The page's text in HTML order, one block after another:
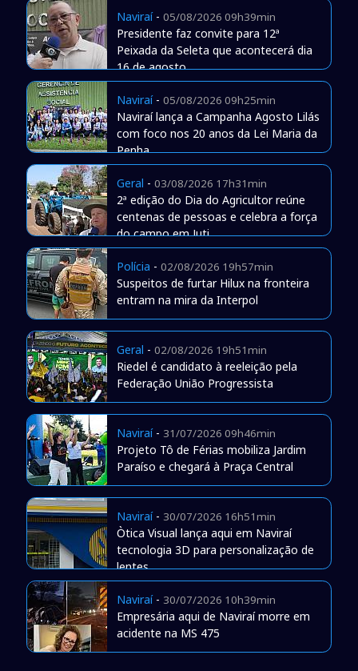
Naviraí- 05/08/2026 09h39min
Presidente faz convite para 12ª
Peixada da Seleta que acontecerá dia
16 de agosto
Naviraí- 05/08/2026 09h25min
Naviraí lança a Campanha Agosto Lilás
com foco nos 20 anos da Lei Maria da
Penha
Geral - 03/08/2026 17h31min
2ª edição do Dia do Agricultor reúne
centenas de pessoas e celebra a força
do campo em Juti
Polícia - 02/08/2026 19h57min
Suspeitos de furtar Hilux na fronteira
entram na mira da Interpol
Geral - 02/08/2026 19h51min
Riedel é candidato à reeleição pela
Federação União Progressista
Naviraí- 31/07/2026 09h46min
Projeto Tô de Férias mobiliza Jardim
Paraíso e chegará à Praça Central
Naviraí- 30/07/2026 16h51min
Òtica Visual lança aqui em Naviraí
tecnologia 3D para personalização de
lentes
Naviraí- 30/07/2026 10h39min
Empresária aqui de Naviraí morre em
acidente na MS 475